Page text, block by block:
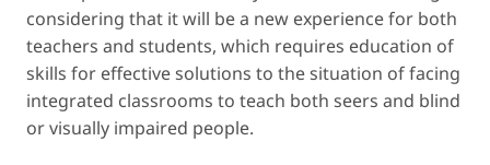
considering that it will be a new experience for both
teachers and students, which requires education of
skills for effective solutions to the situation of facing
integrated classrooms to teach both seers and blind
or visually impaired people.